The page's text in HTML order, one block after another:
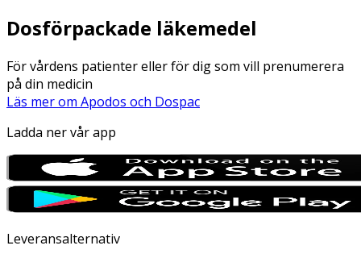
Dosförpackade läkemedel
För vårdens patienter eller för dig som vill prenumerera
på din medicin
Läs mer om Apodos och Dospac
Ladda ner vår app
Leveransalternativ